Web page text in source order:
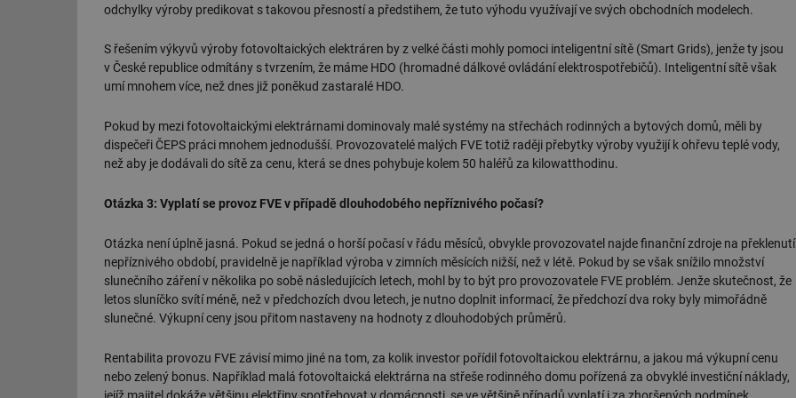
odchylky výroby predikovat s takovou přesností a předstihem, že tuto výhodu využívají ve svých obchodních modelech.
S řešením výkyvů výroby fotovoltaických elektráren by z velké části mohly pomoci inteligentní sítě (Smart Grids), jenže ty jsou
v České republice odmítány s tvrzením, že máme HDO (hromadné dálkové ovládání elektrospotřebičů). Inteligentní sítě však
umí mnohem více, než dnes již poněkud zastaralé HDO.
Pokud by mezi fotovoltaickými elektrárnami dominovaly malé systémy na střechách rodinných a bytových domů, měli by
dispečeři ČEPS práci mnohem jednodušší. Provozovatelé malých FVE totiž raději přebytky výroby využijí k ohřevu teplé vody,
než aby je dodávali do sítě za cenu, která se dnes pohybuje kolem 50 haléřů za kilowatthodinu.
Otázka 3: Vyplatí se provoz FVE v případě dlouhodobého nepříznivého počasí?
Otázka není úplně jasná. Pokud se jedná o horší počasí v řádu měsíců, obvykle provozovatel najde finanční zdroje na překlenutí
nepříznivého období, pravidelně je například výroba v zimních měsících nižší, než v létě. Pokud by se však snížilo množství
slunečního záření v několika po sobě následujících letech, mohl by to být pro provozovatele FVE problém. Jenže skutečnost, že
letos sluníčko svítí méně, než v předchozích dvou letech, je nutno doplnit informací, že předchozí dva roky byly mimořádně
slunečné. Výkupní ceny jsou přitom nastaveny na hodnoty z dlouhodobých průměrů.
Rentabilita provozu FVE závisí mimo jiné na tom, za kolik investor pořídil fotovoltaickou elektrárnu, a jakou má výkupní cenu
nebo zelený bonus. Například malá fotovoltaická elektrárna na střeše rodinného domu pořízená za obvyklé investiční náklady,
jejíž majitel dokáže většinu elektřiny spotřebovat v domácnosti, se ve většině případů vyplatí i za zhoršených podmínek.
g_csrf_token
.forum.tzb-
Zavřením
Slouží k přihlášení pomocí Google
id
konference.tzb-
info.cz
1 rok Tento soubor cookie se používá k
žádné identifikovatelné informace.
id
vetrani.tzb-
info.cz
10 let Tento soubor cookie se používá k
elektro.tzb-
info.cz
mv
Airtable
.tzb-info.cz
2 měsíce 4
týdny
Tento soubor cookie se používá ke
interakcí a výkonu v rámci vložených
usnadnění uživatelských preferencí a
názorech.
id
vytapeni.tzb-
info.cz
10 let Tento soubor cookie se používá k
info.cz
_hjFirstSeen
Hotjar Ltd
.tzb-info.cz
29 minut
59 sekund
Soubor cookie je nastaven tak, aby
začátek cesty uživatele pro celkový počet